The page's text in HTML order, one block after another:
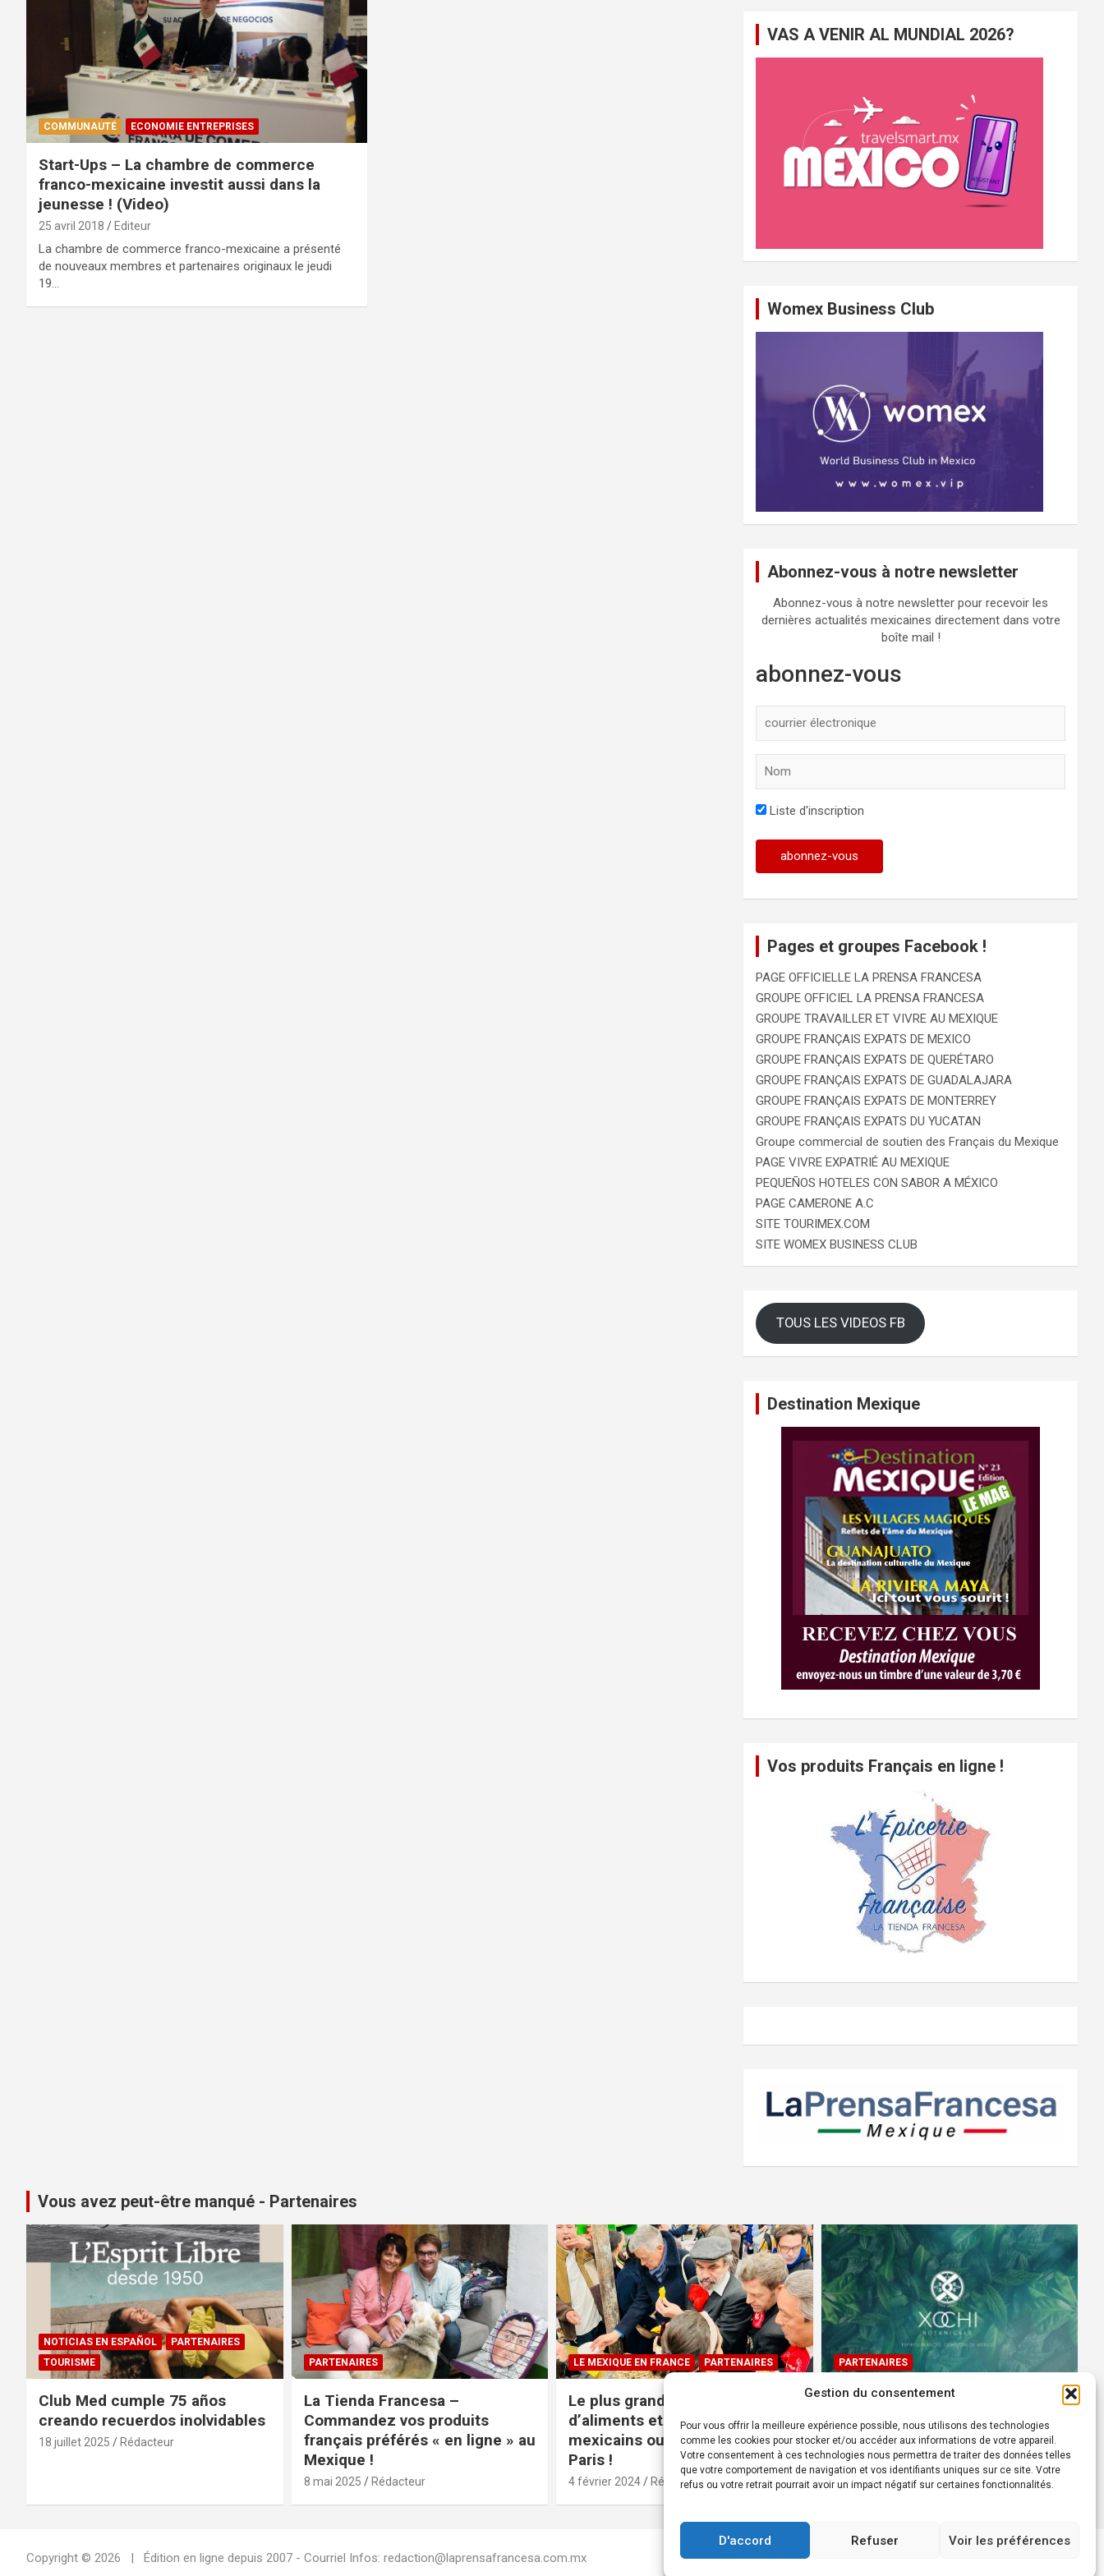
Gestion du consentement
Pour vous offrir la meilleure expérience possible, nous utilisons des technologies
comme les cookies pour stocker et/ou accéder aux informations de votre appareil.
Votre consentement à ces technologies nous permettra de traiter des données telles
que votre comportement de navigation et vos identifiants uniques sur ce site. Votre
refus ou votre retrait pourrait avoir un impact négatif sur certaines fonctionnalités.
D'accord Refuser Voir les préférences
COMMUNAUTÉ ECONOMIE ENTREPRISES
Start-Ups – La chambre de commerce
franco-mexicaine investit aussi dans la
jeunesse ! (Video)
25 avril 2018 Editeur
La chambre de commerce franco-mexicaine a présenté
de nouveaux membres et partenaires originaux le jeudi
19…
c
VAS A VENIR AL MUNDIAL 2026?
Womex Business Club
Abonnez-vous à notre newsletter
Abonnez-vous à notre newsletter pour recevoir les
dernières actualités mexicaines directement dans votre
boîte mail !
abonnez-vous
Liste d'inscription
Pages et groupes Facebook !
PAGE OFFICIELLE LA PRENSA FRANCESA
GROUPE OFFICIEL LA PRENSA FRANCESA
GROUPE TRAVAILLER ET VIVRE AU MEXIQUE
GROUPE FRANÇAIS EXPATS DE MEXICO
GROUPE FRANÇAIS EXPATS DE QUERÉTARO
GROUPE FRANÇAIS EXPATS DE GUADALAJARA
GROUPE FRANÇAIS EXPATS DE MONTERREY
GROUPE FRANÇAIS EXPATS DU YUCATAN
Groupe commercial de soutien des Français du Mexique
PAGE VIVRE EXPATRIÉ AU MEXIQUE
PEQUEÑOS HOTELES CON SABOR A MÉXICO
PAGE CAMERONE A.C
SITE TOURIMEX.COM
SITE WOMEX BUSINESS CLUB
TOUS LES VIDEOS FB
Destination Mexique
Vos produits Français en ligne !
Vous avez peut-être manqué - Partenaires
NOTICIAS EN ESPAÑOL
PARTENAIRES
TOURISME
Club Med cumple 75 años
creando recuerdos inolvidables
18 juillet 2025 Rédacteur
PARTENAIRES
La Tienda Francesa –
Commandez vos produits
français préférés « en ligne » au
Mexique !
8 mai 2025 Rédacteur
LE MEXIQUE EN FRANCE PARTENAIRES
Le plus grand magasin
d’aliments et produits
mexicains ouvre ses portes à
Paris !
4 février 2024 Rédacteur
PARTENAIRES
Devenez Ambassadeur XOCHI
BOTANICALS – « El espíritu
francés con corazón de
México! »
24 août 2022 Rédacteur
Copyright © 2026 Édition en ligne depuis 2007 - Courriel Infos: redaction@laprensafrancesa.com.mx